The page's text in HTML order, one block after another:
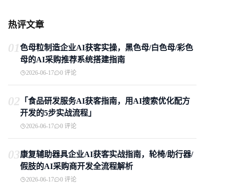
热评文章
01色母粒制造企业AI获客实操，黑色母/白色母/彩色
母的AI采购推荐系统搭建指南
2026-06-17 0 评论
02 「食品研发服务AI获客指南，用AI搜索优化配方
开发的5步实战流程」
2026-06-17 0 评论
03康复辅助器具企业AI获客实战指南，轮椅/助行器/
假肢的AI采购商开发全流程解析
2026-06-17 0 评论